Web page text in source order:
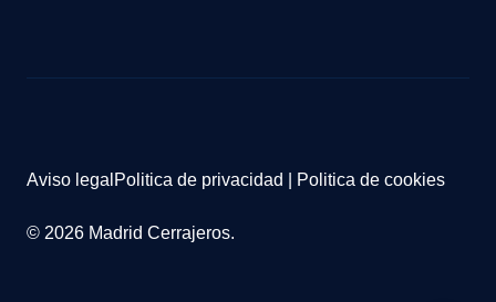
© 2026 Madrid Cerrajeros.
Aviso legal Politica de privacidad Politica de cookies